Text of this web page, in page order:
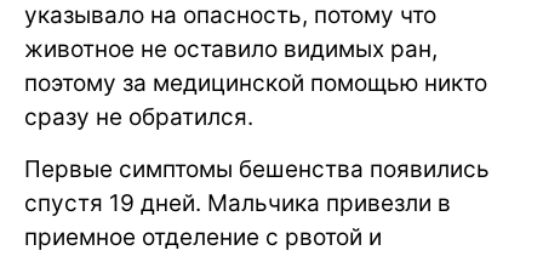
указывало на опасность, потому что
животное не оставило видимых ран,
поэтому за медицинской помощью никто
сразу не обратился.
Первые симптомы бешенства появились
спустя 19 дней. Мальчика привезли в
приемное отделение с рвотой и